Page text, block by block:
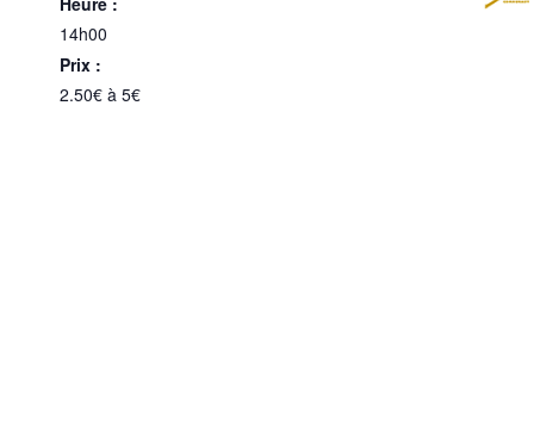
14h00
Prix :
2.50€ à 5€